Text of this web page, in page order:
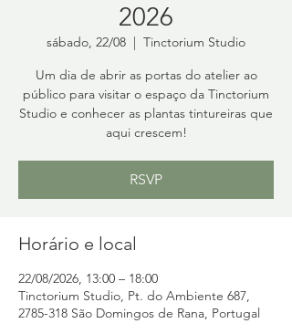
2026
sábado, 22/08
  |
Tinctorium Studio
Um dia de abrir as portas do atelier ao
público para visitar o espaço da Tinctorium
Studio e conhecer as plantas tintureiras que
aqui crescem!
RSVP
Horário e local
22/08/2026, 13:00 – 18:00
Tinctorium Studio, Pt. do Ambiente 687,
2785-318 São Domingos de Rana, Portugal